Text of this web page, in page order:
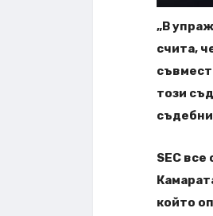
„В
счита,
този
SEC
който